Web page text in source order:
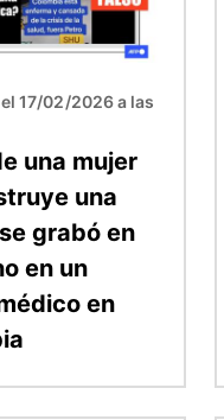
17/02/2026 a las
una mujer
una
grabó en
en un
en